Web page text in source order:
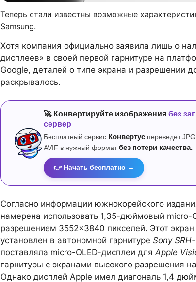
Теперь стали известны возможные
Samsung.
Хотя компания официально заявила лишь о
дисплеев» в своей первой гарнитуре на
Google, деталей о типе экрана и разрешении
раскрывалось.
🚀 Конвертируйте изображения без
сервер
Бесплатный сервис Конвертус переведет
AVIF в нужный формат без потери качества.
👉 Начать бесплатно →
Согласно информации южнокорейского
намерена использовать 1,35-дюймовый micro-
разрешением 3552×3840 пикселей. Этот
установлен в автономной гарнитуре Sony SRH-
поставляла micro-OLED-дисплеи для Apple
гарнитуры с экранами высокого разрешения
Однако дисплей Apple имел диагональ 1,4